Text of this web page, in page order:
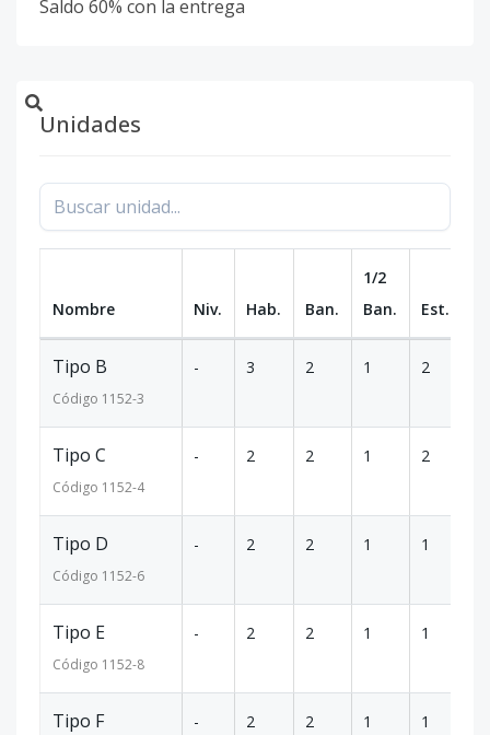
Saldo 60% con la entrega
Unidades
Nombre Niv. Hab. Ban.
1/2
Ban.
Est.
Tipo B
Código 1152-3
- 3 2 1 2
Tipo C
Código 1152-4
- 2 2 1 2
Tipo D
Código 1152-6
- 2 2 1 1
Tipo E
Código 1152-8
- 2 2 1 1
Tipo F - 2 2 1 1